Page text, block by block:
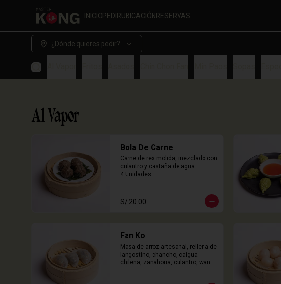
INICIOPEDIRUBICACIÓN RESERVAS
¿Dónde quieres pedir?
Al Vapor
Bola De Carne
Carne de res molida, mezclado con
culantro y castaña de agua.
4 Unidades
S/ 20.00
Fan Ko
Masa de arroz artesanal, rellena de
langostino, chancho, caigua
chilena, zanahoria, culantro, wanyi.